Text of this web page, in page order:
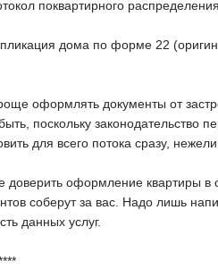
поквартирного
дома по форме 22
оформлять документы от
поскольку законодательство
для всего потока сразу,
доверить оформление квартиры в
соберут за вас. Надо лишь
данных услуг.